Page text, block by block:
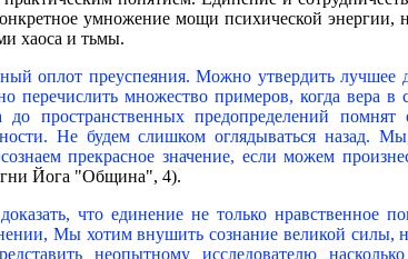
умножение мощи психической энергии,
хаоса и тьмы.
оплот преуспеяния. Можно утвердить лучшее
перечислить множество примеров, когда вера в
пространственных предопределений помнят
Не будем слишком оглядываться назад.
прекрасное значение, если можем
Йога "Община", 4).
что единение не только нравственное
Мы хотим внушить сознание великой силы,
неопытному исследователю насколько